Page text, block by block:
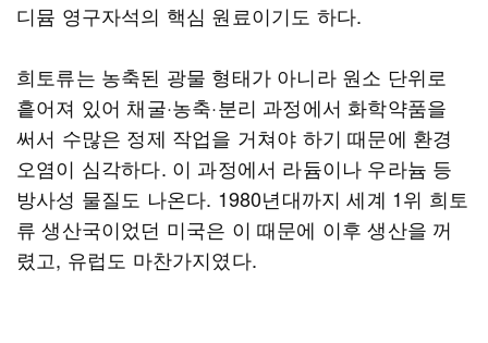
디뮴 영구자석의 핵심 원료이기도 하다.
희토류는 농축된 광물 형태가 아니라 원소 단위로
흩어져 있어 채굴·농축·분리 과정에서 화학약품을
써서 수많은 정제 작업을 거쳐야 하기 때문에 환경
오염이 심각하다. 이 과정에서 라듐이나 우라늄 등
방사성 물질도 나온다. 1980년대까지 세계 1위 희토
류 생산국이었던 미국은 이 때문에 이후 생산을 꺼
렸고, 유럽도 마찬가지였다.